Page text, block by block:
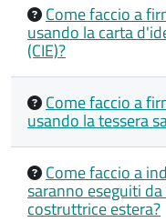
Come faccio a
usando la carta
(CIE)?
Come faccio a
usando la tessera
Come faccio a
saranno eseguiti
costruttrice estera?